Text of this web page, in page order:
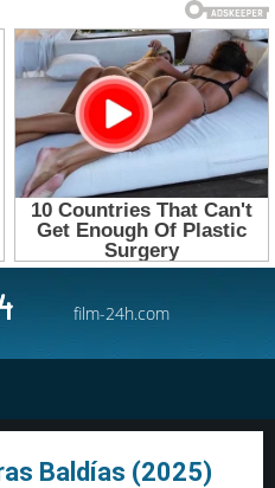
film-24h.com
Baldías (2025)